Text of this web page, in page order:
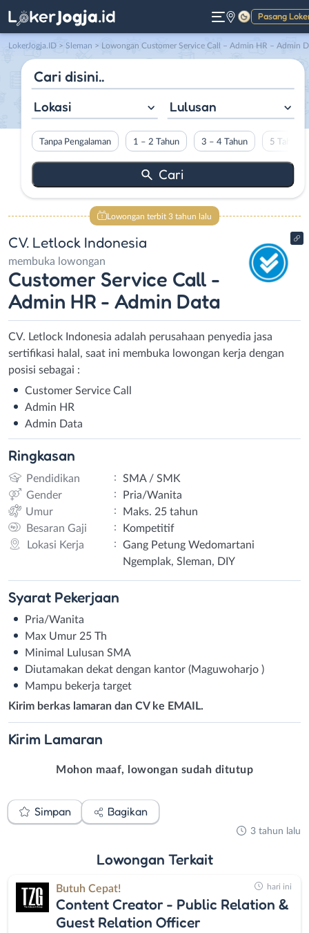
Pasang
Gelap
LokerJogja.ID > Sleman > Lowongan Customer Service Call – Admin HR – Admin Data di CV. Letlock Indonesia
Lokasi Lulusan
Tanpa Pengalaman 1 – 2 Tahun 3 – 4 Tahun 5 Tahun
Lowongan terbit 3 tahun lalu
CV. Letlock Indonesia
membuka lowongan
Customer Service Call -
Admin HR - Admin Data
CV. Letlock Indonesia adalah perusahaan penyedia jasa
sertifikasi halal, saat ini membuka lowongan kerja dengan
posisi sebagai :
Customer Service Call
Admin HR
Admin Data
Ringkasan
Pendidikan :
SMA / SMK
Gender
:
Pria/Wanita
Umur
:
Maks. 25 tahun
Besaran Gaji
:
Kompetitif
Lokasi Kerja
:
Gang Petung Wedomartani
Ngemplak, Sleman, DIY
Syarat Pekerjaan
Pria/Wanita
Max Umur 25 Th
Minimal Lulusan SMA
Diutamakan dekat dengan kantor (Maguwoharjo )
Mampu bekerja target
Kirim berkas lamaran dan CV ke EMAIL.
Kirim Lamaran
Mohon maaf, lowongan sudah ditutup
Simpan Bagikan
3 tahun lalu
Lowongan Terkait
Butuh Cepat!
Content Creator - Public Relation &
Guest Relation Officer
hari ini